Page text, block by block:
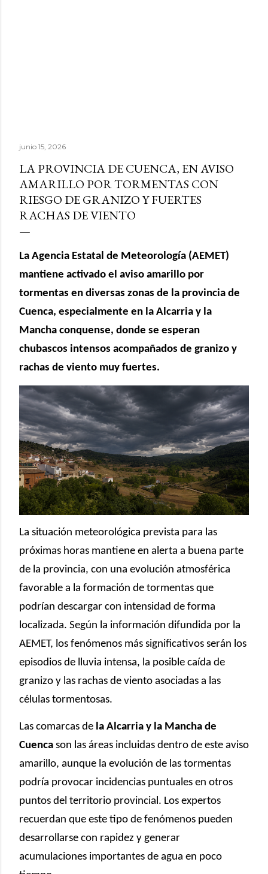
junio 15, 2026
LA PROVINCIA DE CUENCA, EN AVISO
AMARILLO POR TORMENTAS CON
RIESGO DE GRANIZO Y FUERTES
RACHAS DE VIENTO
La Agencia Estatal de Meteorología (AEMET)
mantiene activado el aviso amarillo por
tormentas en diversas zonas de la provincia de
Cuenca, especialmente en la Alcarria y la
Mancha conquense, donde se esperan
chubascos intensos acompañados de granizo y
rachas de viento muy fuertes.
La situación meteorológica prevista para las
próximas horas mantiene en alerta a buena parte
de la provincia, con una evolución atmosférica
favorable a la formación de tormentas que
podrían descargar con intensidad de forma
localizada. Según la información difundida por la
AEMET, los fenómenos más significativos serán los
episodios de lluvia intensa, la posible caída de
granizo y las rachas de viento asociadas a las
células tormentosas.
Las comarcas de la Alcarria y la Mancha de
Cuenca son las áreas incluidas dentro de este aviso
amarillo, aunque la evolución de las tormentas
podría provocar incidencias puntuales en otros
puntos del territorio provincial. Los expertos
recuerdan que este tipo de fenómenos pueden
desarrollarse con rapidez y generar
acumulaciones importantes de agua en poco